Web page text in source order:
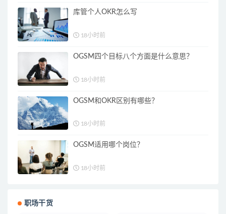
库管个人OKR怎么写
18小时前
OGSM四个目标八个方面是什么意思？
18小时前
OGSM和OKR区别有哪些？
18小时前
OGSM适用哪个岗位？
18小时前
职场干货